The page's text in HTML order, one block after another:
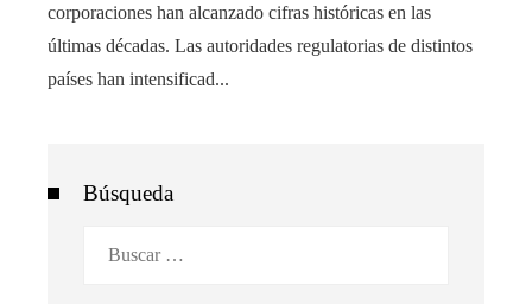
corporaciones han alcanzado cifras históricas en las
últimas décadas. Las autoridades regulatorias de distintos
países han intensificad...
Búsqueda